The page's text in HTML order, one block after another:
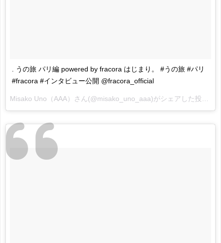
. うの旅 パリ編 powered by fracora はじまり。 #うの旅 #パリ
#fracora #インタビュー公開 @fracora_official
Misako Uno（AAA） さん(@misako_uno_aaa)がシェアした投稿 -